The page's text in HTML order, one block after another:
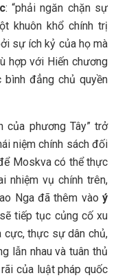
: “phải ngăn chặn sự
khuôn khổ chính trị
sự ích kỷ của họ mà
hợp với Hiến chương
bình đẳng chủ quyền
của phương Tây” trở
niệm chính sách đối
Moskva có thể thực
nhiệm vụ chính trên,
Nga đã thêm vào ý
tiếp tục củng cố xu
thực sự dân chủ,
lẫn nhau và tuân thủ
của luật pháp quốc